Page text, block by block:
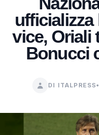
vice, Oriali
Bonucci
DI ITALPRESS•